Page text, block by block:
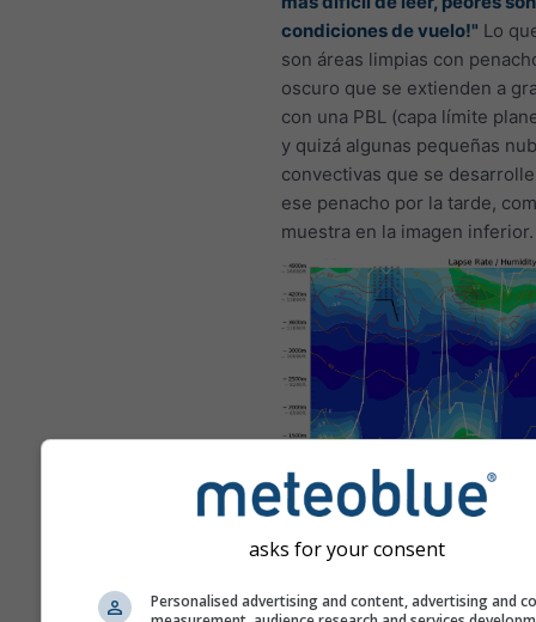
condiciones de vuelo!" Lo
son áreas limpias con
oscuro que se extienden a
con una PBL (capa límite
y quizá algunas pequeñas
convectivas que se
ese penacho por la tarde,
muestra en la imagen inferior.
Este es un ejemplo de
condiciones de vuelo como
Bitterwasser (Namibia), uno
mejores lugares para volar
asks for your consent
Personalised advertising and content, advertising and